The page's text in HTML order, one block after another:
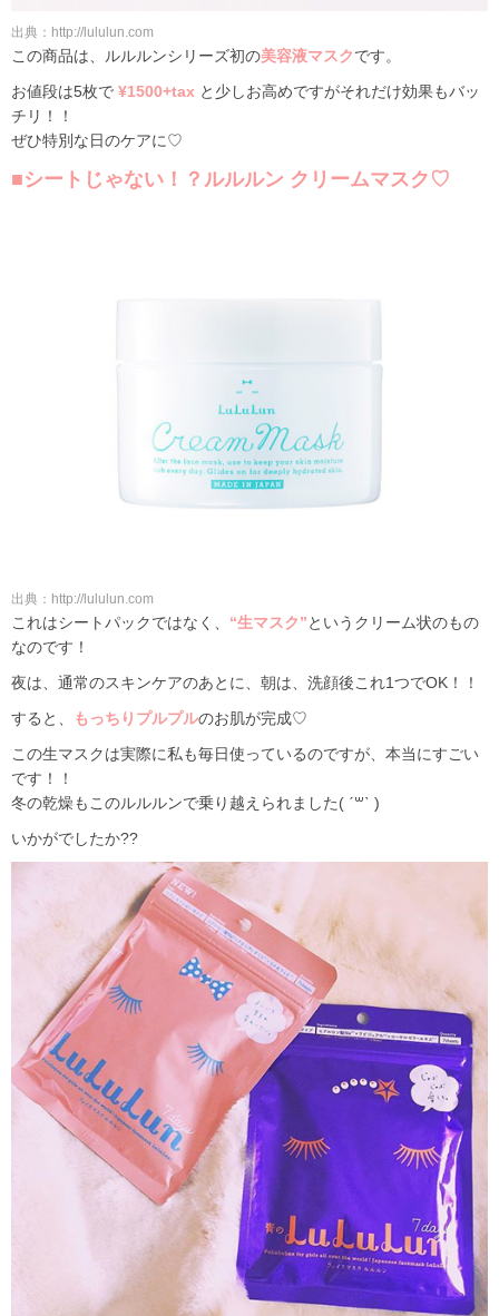
出典：http://lululun.com
この商品は、ルルルンシリーズ初の美容液マスクです。
お値段は5枚で ¥1500+tax と少しお高めですがそれだけ効果もバッ
チリ！！
ぜひ特別な日のケアに♡
■シートじゃない！？ルルルン クリームマスク♡
出典：http://lululun.com
これはシートパックではなく、 “生マスク”というクリーム状のもの
なのです！
夜は、通常のスキンケアのあとに、朝は、洗顔後これ1つでOK！！
すると、
もっちりプルプルのお肌が完成♡
この生マスクは実際に私も毎日使っているのですが、本当にすごい
です！！
冬の乾燥もこのルルルンで乗り越えられました( ˊ꒳ˋ )
いかがでしたか??